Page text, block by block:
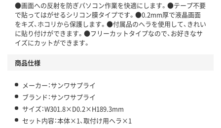
●画面への反射を防ぎパソコン作業を快適にします。●テープ不要
で貼ってはがせるシリコン膜タイプです。●0.2mm厚で液晶画面
をキズ、ホコリから保護します。●付属品のヘラを使用して、きれい
に貼り付けができます。●フリーカットタイプなので、お好きなサ
イズにカットができます。
商品仕様
メーカー：サンワサプライ
ブランド：サンワサプライ
サイズ：W301.8×D0.2×H189.3mm
セット内容：本体×1、取付け用ヘラ×1